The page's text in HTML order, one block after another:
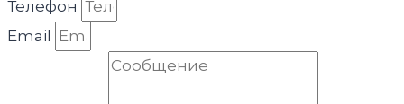
Телефон
Email